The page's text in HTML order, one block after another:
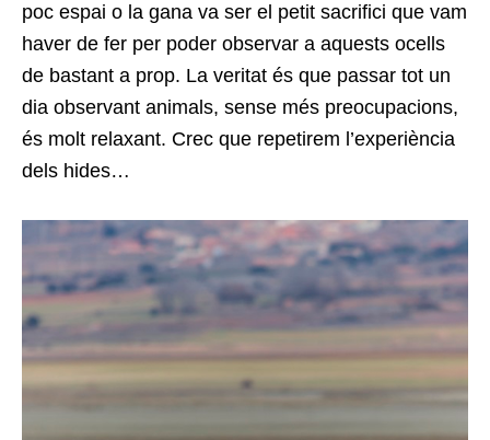
poc espai o la gana va ser el petit sacrifici que vam
haver de fer per poder observar a aquests ocells
de bastant a prop. La veritat és que passar tot un
dia observant animals, sense més preocupacions,
és molt relaxant. Crec que repetirem l’experiència
dels hides…